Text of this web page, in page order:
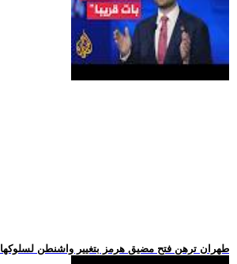
.. طهران ترهن فتح مضيق هرمز بتغيير واشنطن لسلوكها